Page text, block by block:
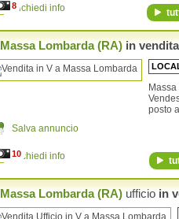
8
Richiedi info
Massa Lombarda (RA) in vendita
posto
10
Salva annuncio
Richiedi info
Massa Lombarda (RA) ufficio in